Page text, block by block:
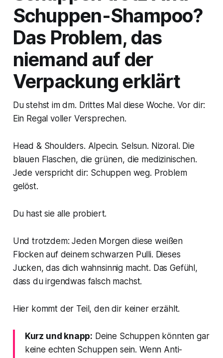
Schuppen-Shampoo?
Das Problem, das
niemand auf der
Verpackung erklärt
Du stehst im dm. Drittes Mal diese Woche. Vor dir:
Ein Regal voller Versprechen.
Head & Shoulders. Alpecin. Selsun. Nizoral. Die
blauen Flaschen, die grünen, die medizinischen.
Jede verspricht dir: Schuppen weg. Problem
gelöst.
Du hast sie alle probiert.
Und trotzdem: Jeden Morgen diese weißen
Flocken auf deinem schwarzen Pulli. Dieses
Jucken, das dich wahnsinnig macht. Das Gefühl,
dass du irgendwas falsch machst.
Hier kommt der Teil, den dir keiner erzählt.
Kurz und knapp: Deine Schuppen könnten gar
keine echten Schuppen sein. Wenn Anti-